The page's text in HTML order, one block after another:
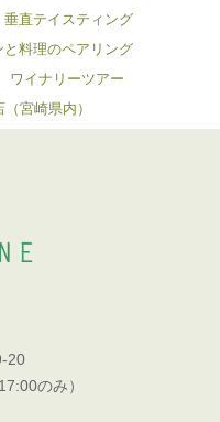
垂直テイスティング
と料理のペアリング
ワイナリーツアー
宮崎県内）
20
のみ）